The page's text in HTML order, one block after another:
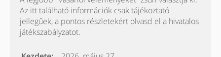
Az itt található információk csak tájékoztató
jellegűek, a pontos részletekért olvasd el a hivatalos
játékszabályzatot.